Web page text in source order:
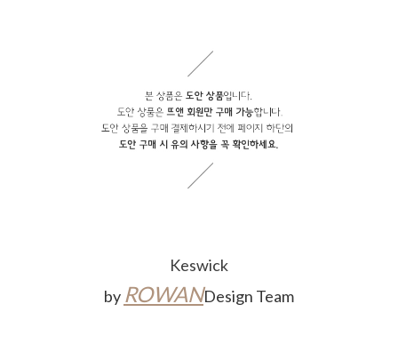
Keswick
by ROWANDesign Team